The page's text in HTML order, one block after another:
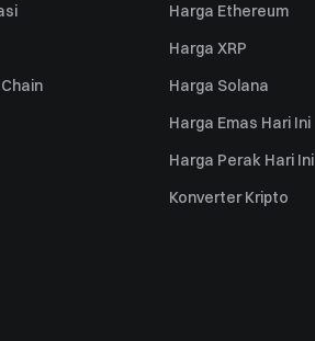
Harga Ethereum
Harga XRP
Harga Solana
Harga Emas Hari Ini
Harga Perak Hari Ini
Konverter Kripto